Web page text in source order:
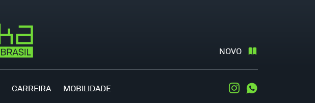
NOVO
CARREIRA MOBILIDADE Instagram